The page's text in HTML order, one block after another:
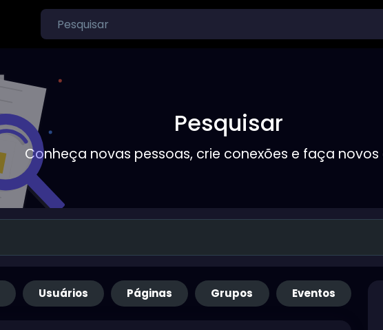
Pesquisar
Conheça novas pessoas, crie conexões e faça
Usuários Páginas Grupos Eventos